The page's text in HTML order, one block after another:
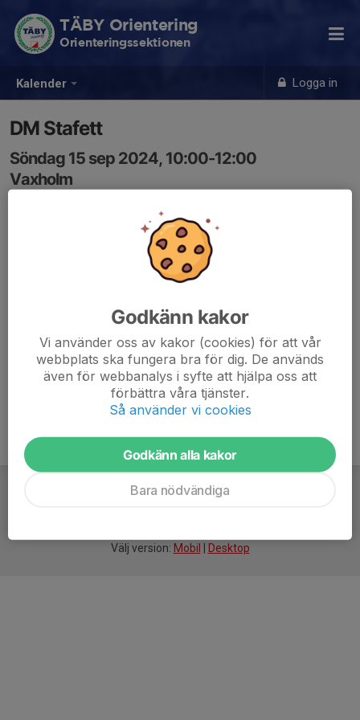
Kalender Logga in
TÄBY Orientering
Orienteringssektionen
DM Stafett
Söndag 15 sep 2024, 10:00-12:00
Vaxholm
Välj version: Mobil Desktop
Godkänn kakor
Vi använder oss av kakor (cookies) för att vår
webbplats ska fungera bra för dig. De används
även för webbanalys i syfte att hjälpa oss att
förbättra våra tjänster.
Så använder vi cookies
Godkänn alla kakor
Bara nödvändiga